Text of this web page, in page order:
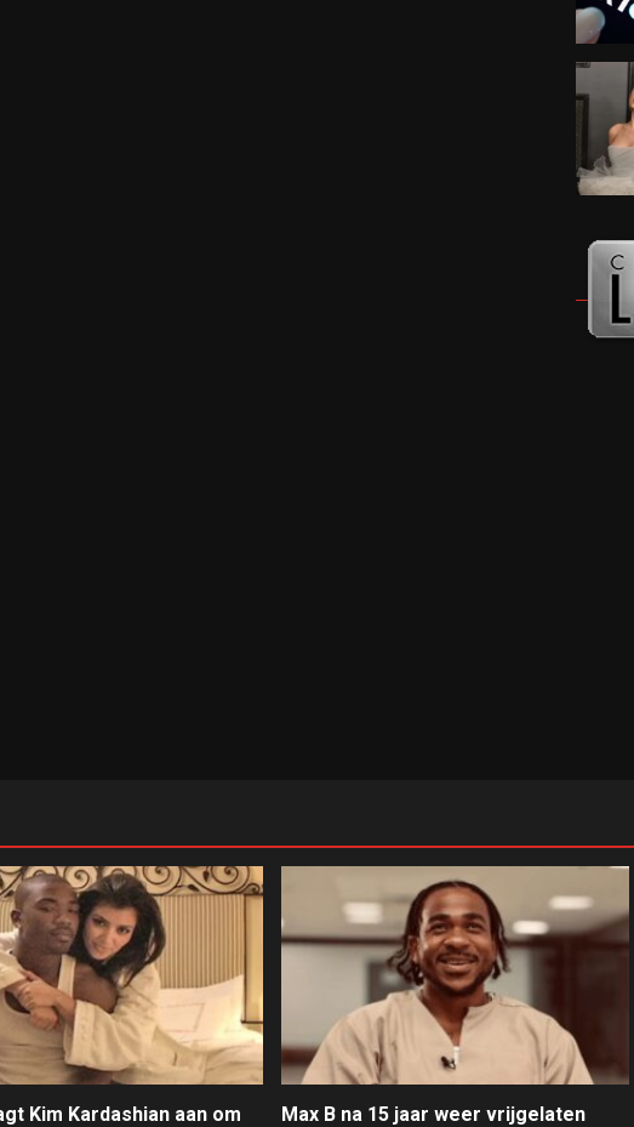
Kim Kardashian aan om
Max B na 15 jaar weer vrijgelaten